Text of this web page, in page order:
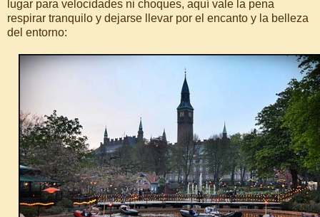
lugar para velocidades ni choques, aquí vale la pena
respirar tranquilo y dejarse llevar por el encanto y la belleza
del entorno: